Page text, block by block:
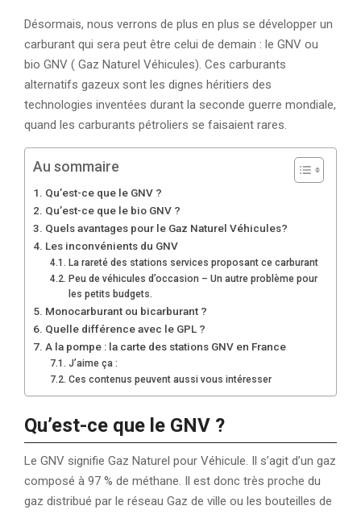
Désormais, nous verrons de plus en plus se développer un
carburant qui sera peut être celui de demain : le GNV ou
bio GNV ( Gaz Naturel Véhicules). Ces carburants
alternatifs gazeux sont les dignes héritiers des
technologies inventées durant la seconde guerre mondiale,
quand les carburants pétroliers se faisaient rares.
Au sommaire
Qu’est-ce que le GNV ?
Qu’est-ce que le bio GNV ?
Quels avantages pour le Gaz Naturel Véhicules?
Les inconvénients du GNV
La rareté des stations services proposant ce carburant
Peu de véhicules d’occasion – Un autre problème pour
les petits budgets.
Monocarburant ou bicarburant ?
Quelle différence avec le GPL ?
A la pompe : la carte des stations GNV en France
J’aime ça :
Ces contenus peuvent aussi vous intéresser
Qu’est-ce que le GNV ?
Le GNV signifie Gaz Naturel pour Véhicule. Il s’agit d’un gaz
composé à 97 % de méthane. Il est donc très proche du
gaz distribué par le réseau Gaz de ville ou les bouteilles de